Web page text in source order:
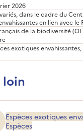
2026
dans le cadre du
en lien avec le
de la biodiversité
exotiques
loin
Espèces exotiques
Espèces